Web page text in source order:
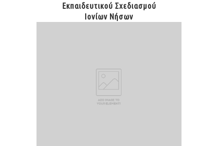
Εκπαιδευτικού Σχεδιασμού
Ιονίων Νήσων